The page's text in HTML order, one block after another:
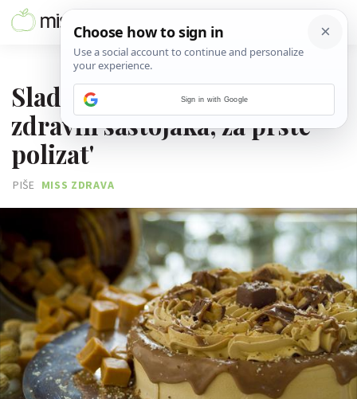
Sladoledna Snickers torta od
zdravih sastojaka, za prste
polizat'
PIŠE MISS ZDRAVA
Sign in with Google